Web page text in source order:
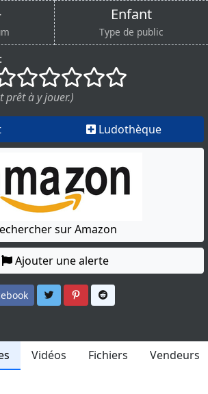
Enfant
Type de public
() () () () ()
()
prêt à y jouer.)
Ludothèque
sur Amazon
Ajouter une alerte
Partager sur Twitter
Partager sur Pinterest
Vidéos Fichiers Vendeurs